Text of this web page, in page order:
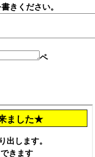
きください。
ペ